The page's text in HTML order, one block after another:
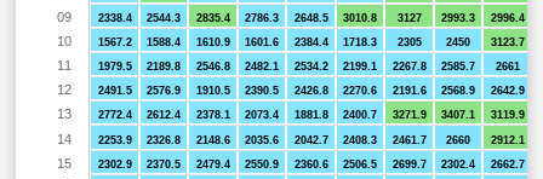
2338.4
2544.3 2835.4 2786.3 2648.5 3010.8 3127 2993.3 2996.4
1567.2
1588.4 1610.9 1601.6 2384.4 1718.3 2305 2450 3123.7
1979.5
2189.8 2546.8 2482.1 2534.2 2199.1 2267.8 2585.7 2661
2491.5
2576.9 1910.5 2390.5 2426.8 2270.6 2191.6 2568.9 2642.9
2772.4
2612.4 2378.1 2073.4 1881.8 2400.7 3271.9 3407.1 3119.9
2253.9 2326.8 2148.6 2035.6 2042.7 2408.3 2461.7 2660 2912.1
2302.9
2370.5 2479.4 2550.9 2360.6 2506.5 2699.7 2302.4 2662.7
09
10
11
12
13
14
15